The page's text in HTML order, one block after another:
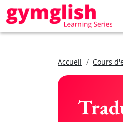
Accueil Cours